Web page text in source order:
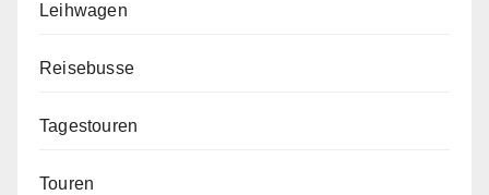
Leihwagen
Reisebusse
Tagestouren
Touren